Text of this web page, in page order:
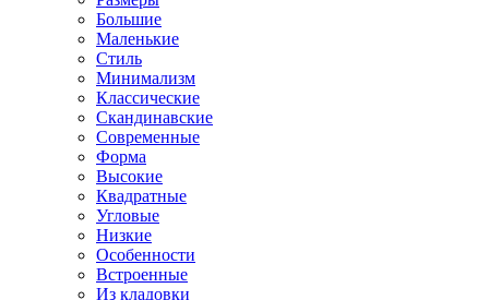
Большие
Маленькие
Стиль
Минимализм
Классические
Скандинавские
Современные
Форма
Высокие
Квадратные
Угловые
Низкие
Особенности
Встроенные
Из кладовки